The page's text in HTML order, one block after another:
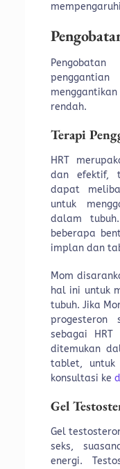
rendah.
Terapi
HRT
dan efektif,
dapat
untuk
dalam
beberapa
implan dan
Mom
hal ini untuk
tubuh. Jika
progesteron
sebagai HRT
ditemukan
tablet, untuk
konsultasi ke
Gel
Gel
seks,
energi.